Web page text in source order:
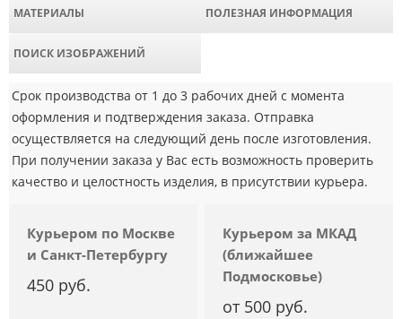
МАТЕРИАЛЫ ПОЛЕЗНАЯ ИНФОРМАЦИЯ
ПОИСК ИЗОБРАЖЕНИЙ
Срок производства от 1 до 3 рабочих дней с момента
оформления и подтверждения заказа. Отправка
осуществляется на следующий день после изготовления.
При получении заказа у Вас есть возможность проверить
качество и целостность изделия, в присутствии курьера.
Курьером по Москве
и Санкт-Петербургу
450 руб.
Курьером за МКАД
(ближайшее
Подмосковье)
от 500 руб.